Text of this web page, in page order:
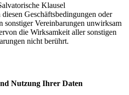
Klausel
Geschäftsbedingungen oder
sonstiger Vereinbarungen unwirksam
die Wirksamkeit aller sonstigen
nicht berührt.
Nutzung Ihrer Daten